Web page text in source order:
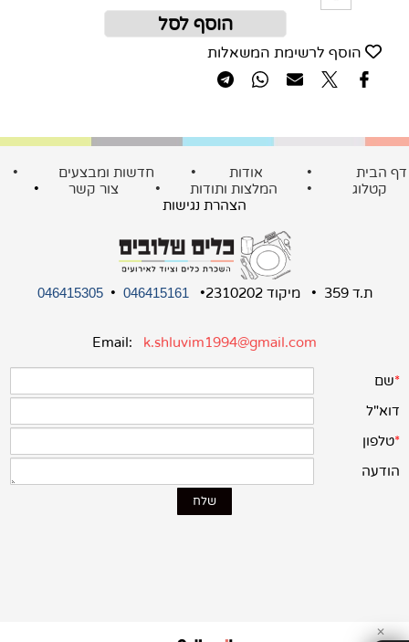
הוסף לסל
הוסף לרשימת המשאלות
הבית • אודות • חדשות ומבצעים •
קטלוג
• המלצות ותודות • צור קשר
•
הצהרת נגישות
ת.ד 359 • מיקוד 2310202• 046415161
•
046415305
Email:k.shluvim1994@gmail.com
✕